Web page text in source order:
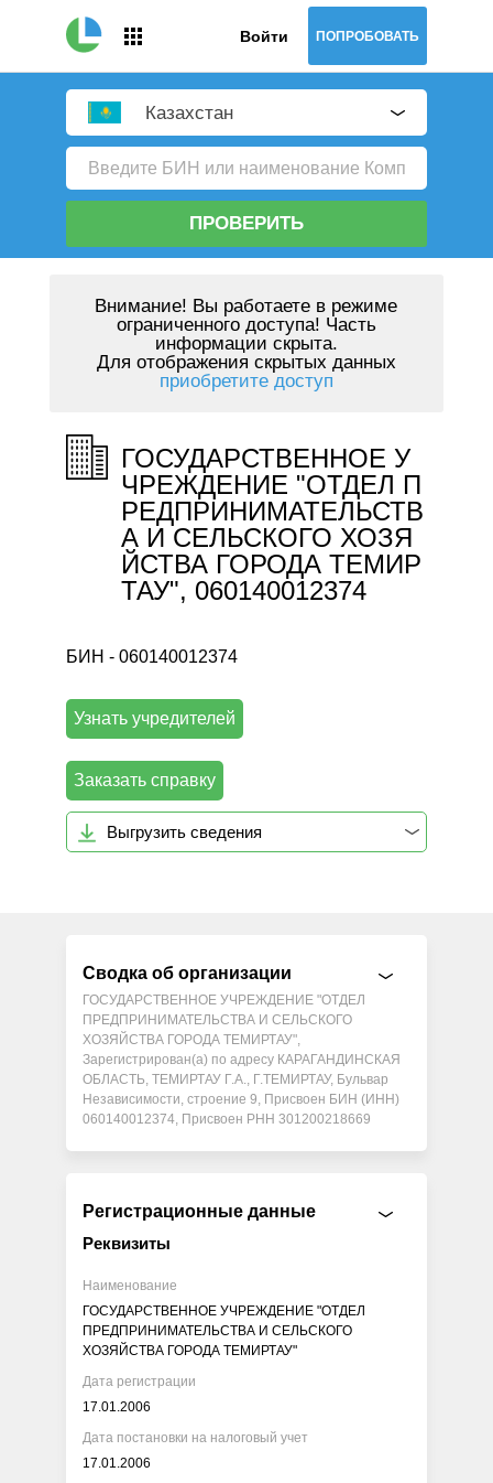
Войти ПОПРОБОВАТЬ
Казахстан
ПРОВЕРИТЬ
Внимание! Вы работаете в режиме
ограниченного доступа! Часть
информации скрыта.
Для отображения скрытых данных
приобретите доступ
ГОСУДАРСТВЕННОЕ У
ЧРЕЖДЕНИЕ "ОТДЕЛ П
РЕДПРИНИМАТЕЛЬСТВ
А И СЕЛЬСКОГО ХОЗЯ
ЙСТВА ГОРОДА ТЕМИР
ТАУ", 060140012374
БИН - 060140012374
Узнать учредителей
Заказать справку
Выгрузить сведения
Сводка об организации
ГОСУДАРСТВЕННОЕ УЧРЕЖДЕНИЕ "ОТДЕЛ
ПРЕДПРИНИМАТЕЛЬСТВА И СЕЛЬСКОГО
ХОЗЯЙСТВА ГОРОДА ТЕМИРТАУ",
Зарегистрирован(а) по адресу КАРАГАНДИНСКАЯ
ОБЛАСТЬ, ТЕМИРТАУ Г.А., Г.ТЕМИРТАУ, Бульвар
Независимости, строение 9, Присвоен БИН (ИНН)
060140012374, Присвоен РНН 301200218669
Регистрационные данные
Реквизиты
Наименование
ГОСУДАРСТВЕННОЕ УЧРЕЖДЕНИЕ "ОТДЕЛ
ПРЕДПРИНИМАТЕЛЬСТВА И СЕЛЬСКОГО
ХОЗЯЙСТВА ГОРОДА ТЕМИРТАУ"
Дата регистрации
17.01.2006
Дата постановки на налоговый учет
17.01.2006